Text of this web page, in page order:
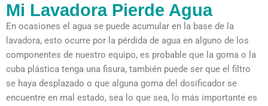
Mi Lavadora Pierde Agua
En ocasiones el agua se puede acumular en la base de la
lavadora, esto ocurre por la pérdida de agua en alguno de los
componentes de nuestro equipo, es probable que la goma o la
cuba plástica tenga una fisura, también puede ser que el filtro
se haya desplazado o que alguna goma del dosificador se
encuentre en mal estado, sea lo que sea, lo más importante es